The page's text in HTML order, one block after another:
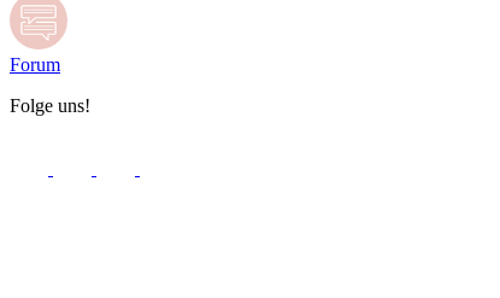
Forum
Folge uns!